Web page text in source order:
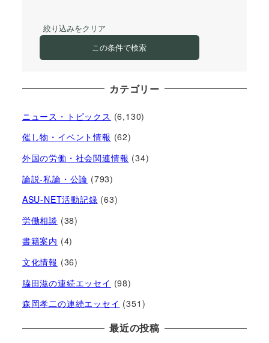
絞り込みをクリア
この条件で検索
カテゴリー
ニュース・トピックス (6,130)
催し物・イベント情報 (62)
外国の労働・社会関連情報 (34)
論説-私論・公論 (793)
ASU-NET活動記録 (63)
労働相談 (38)
書籍案内 (4)
文化情報 (36)
脇田滋の連続エッセイ (98)
森岡孝二の連続エッセイ (351)
最近の投稿